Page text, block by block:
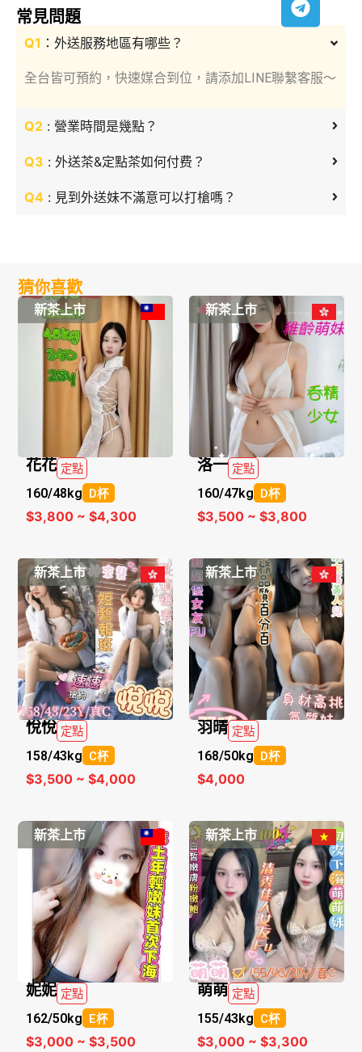
常見問題
Q1 ：外送服務地區有哪些？
全台皆可預約，快速媒合到位，請添加LINE聯繫客服～
Q2 : 營業時間是幾點？
Q3 : 外送茶&定點茶如何付费？
Q4 : 見到外送妹不滿意可以打槍嗎？
猜你喜歡
新茶上市
花花 定點
160/48kg D杯
$3,800 ~ $4,300
新茶上市
洛一 定點
160/47kg D杯
$3,500 ~ $3,800
新茶上市
悅悅 定點
158/43kg C杯
$3,500 ~ $4,000
新茶上市
羽晴 定點
168/50kg D杯
$4,000
新茶上市
妮妮 定點
162/50kg E杯
$3,000 ~ $3,500
新茶上市
萌萌 定點
155/43kg C杯
$3,000 ~ $3,300